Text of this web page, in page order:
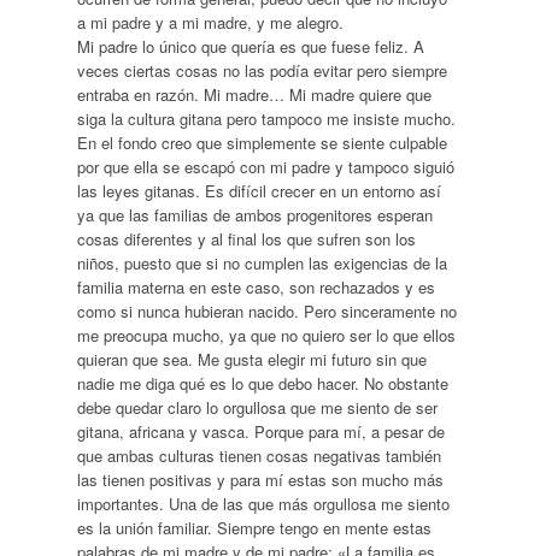
a mi padre y a mi madre, y me alegro.
Mi padre lo único que quería es que fuese feliz. A
veces ciertas cosas no las podía evitar pero siempre
entraba en razón. Mi madre… Mi madre quiere que
siga la cultura gitana pero tampoco me insiste mucho.
En el fondo creo que simplemente se siente culpable
por que ella se escapó con mi padre y tampoco siguió
las leyes gitanas. Es difícil crecer en un entorno así
ya que las familias de ambos progenitores esperan
cosas diferentes y al final los que sufren son los
niños, puesto que si no cumplen las exigencias de la
familia materna en este caso, son rechazados y es
como si nunca hubieran nacido. Pero sinceramente no
me preocupa mucho, ya que no quiero ser lo que ellos
quieran que sea. Me gusta elegir mi futuro sin que
nadie me diga qué es lo que debo hacer. No obstante
debe quedar claro lo orgullosa que me siento de ser
gitana, africana y vasca. Porque para mí, a pesar de
que ambas culturas tienen cosas negativas también
las tienen positivas y para mí estas son mucho más
importantes. Una de las que más orgullosa me siento
es la unión familiar. Siempre tengo en mente estas